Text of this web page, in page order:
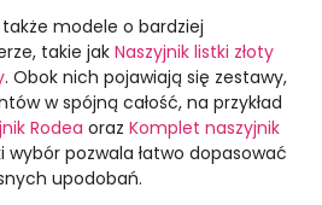
modele o bardziej
takie jak Naszyjnik listki złoty
. Obok nich pojawiają się zestawy,
w spójną całość, na przykład
Rodea oraz Komplet naszyjnik
wybór pozwala łatwo dopasować
upodobań.